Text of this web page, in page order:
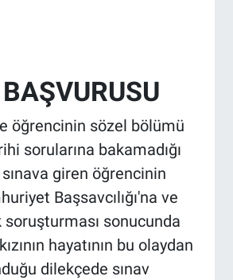
öğrencinin sözel bölümü
sorularına bakamadığı
giren öğrencinin
Başsavcılığı'na ve
soruşturması sonucunda
hayatının bu olaydan
dilekçede sınav